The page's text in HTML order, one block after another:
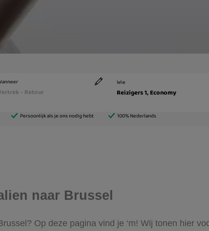
naar Brussel
Op deze pagina vind je ‘m! Wij tonen hier